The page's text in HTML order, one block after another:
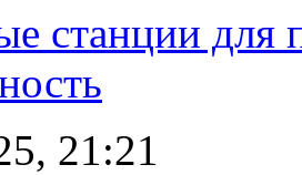
станции для
21:21